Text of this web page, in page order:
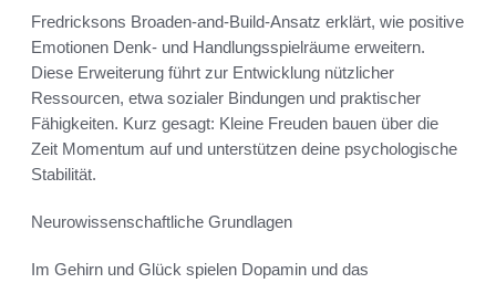
Fredricksons Broaden-and-Build-Ansatz erklärt, wie positive
Emotionen Denk- und Handlungsspielräume erweitern.
Diese Erweiterung führt zur Entwicklung nützlicher
Ressourcen, etwa sozialer Bindungen und praktischer
Fähigkeiten. Kurz gesagt: Kleine Freuden bauen über die
Zeit Momentum auf und unterstützen deine psychologische
Stabilität.
Neurowissenschaftliche Grundlagen
Im Gehirn und Glück spielen Dopamin und das